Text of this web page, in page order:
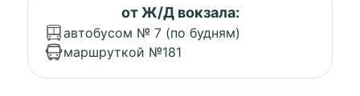
от Ж/Д вокзала:
автобусом № 7 (по будням)
маршруткой №181